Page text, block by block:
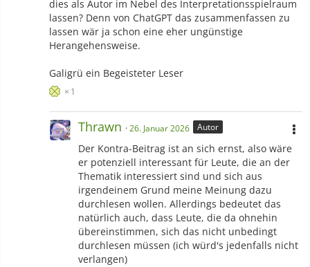
dies als Autor im Nebel des Interpretationsspielraum
lassen? Denn von ChatGPT das zusammenfassen zu
lassen wär ja schon eine eher ungünstige
Herangehensweise.
Galigrü ein Begeisteter Leser
1
Thrawn 26. Januar 2026 Autor
Der Kontra-Beitrag ist an sich ernst, also wäre
er potenziell interessant für Leute, die an der
Thematik interessiert sind und sich aus
irgendeinem Grund meine Meinung dazu
durchlesen wollen. Allerdings bedeutet das
natürlich auch, dass Leute, die da ohnehin
übereinstimmen, sich das nicht unbedingt
durchlesen müssen (ich würd's jedenfalls nicht
verlangen)